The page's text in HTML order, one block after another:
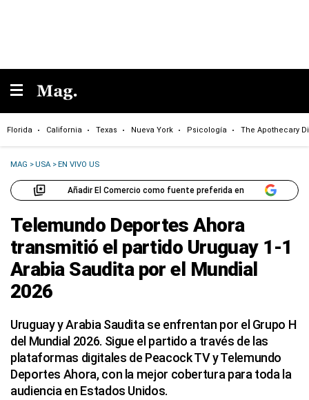
Florida California Texas Nueva York Psicología The Apothecary
MAG >USA >EN VIVO US
Añadir El Comercio como fuente preferida en
Telemundo Deportes Ahora
transmitió el partido Uruguay 1-1
Arabia Saudita por el Mundial
2026
Uruguay y Arabia Saudita se enfrentan por el Grupo H
del Mundial 2026. Sigue el partido a través de las
plataformas digitales de Peacock TV y Telemundo
Deportes Ahora, con la mejor cobertura para toda la
audiencia en Estados Unidos.